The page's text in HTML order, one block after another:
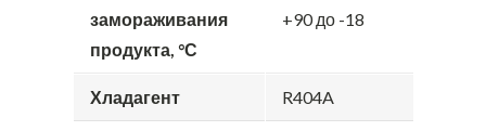
замораживания
продукта, °С
+90 до -18
Хладагент R404A